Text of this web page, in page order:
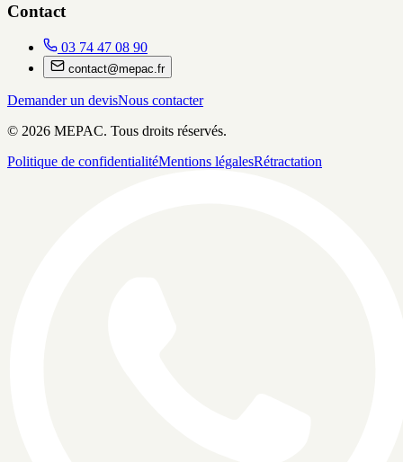
Contact
03 74 47 08 90
contact@mepac.fr
Demander un devisNous contacter
© 2026 MEPAC. Tous droits réservés.
Politique de confidentialitéMentions légalesRétractation